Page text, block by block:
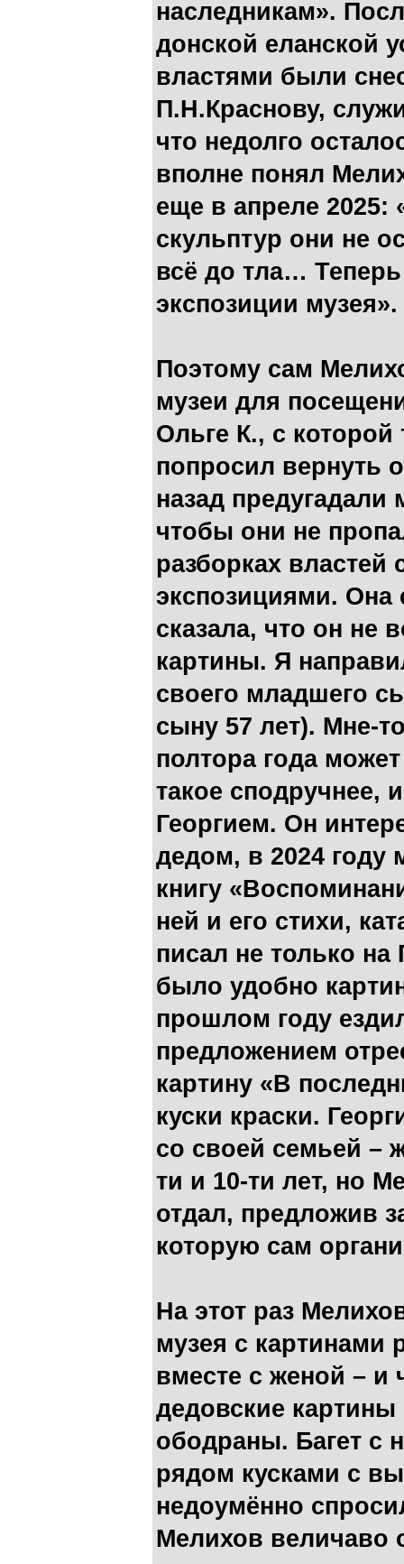
наследникам».
донской еланской
властями были
П.Н.Краснову,
что недолго
вполне понял
еще в апреле 2025:
скульптур они не
всё до тла…
экспозиции музея».
Поэтому сам
музеи для
Ольге К., с
попросил вернуть
назад
чтобы они не
разборках властей
экспозициями.
сказала, что он не
картины. Я
своего младшего
сыну 57 лет). Мне-
полтора года
такое сподручнее,
Георгием. Он
дедом, в 2024 году
книгу
ней и его стихи,
писал не только на
было удобно
прошлом году
предложением
картину «В
куски краски.
со своей семьей –
ти и 10-ти лет, но
отдал, предложив
которую сам
На этот раз
музея с картинами
вместе с женой – и
дедовские
ободраны. Багет с
рядом кусками с
недоумённо
Мелихов величаво